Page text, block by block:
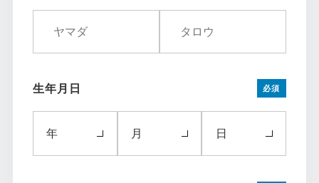
生年月日 必須
年 月 日